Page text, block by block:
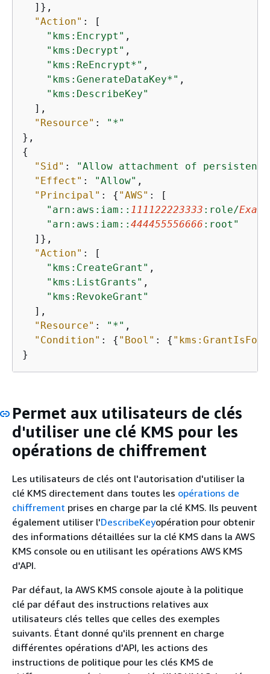
  ]},
"Action" : [
"kms:Encrypt" ,
"kms:Decrypt" ,
"kms:ReEncrypt*" ,
"kms:GenerateDataKey*" ,
"kms:DescribeKey"
  ],
"Resource" :
"*"
{
"Sid" :
"Allow attachment of persistent
"Effect" : "Allow" ,
"Principal" : { "AWS" : [
"arn:aws:iam:: 111122223333 :role/
"arn:aws:iam:: 444455556666 :root"
  ]},
"Action" : [
"kms:CreateGrant" ,
"kms:ListGrants" ,
"kms:RevokeGrant"
  ],
"Resource" : "*" ,
"Condition" : { "Bool" : {
}
Permet aux utilisateurs de clés
d'utiliser une clé KMS pour les
opérations de chiffrement
Les utilisateurs de clés ont l'autorisation d'utiliser la
clé KMS directement dans toutes les opérations de
chiffrement prises en charge par la clé KMS. Ils peuvent
également utiliser l'DescribeKeyopération pour obtenir
des informations détaillées sur la clé KMS dans la AWS
KMS console ou en utilisant les opérations AWS KMS
d'API.
Par défaut, la AWS KMS console ajoute à la politique
clé par défaut des instructions relatives aux
utilisateurs clés telles que celles des exemples
suivants. Étant donné qu'ils prennent en charge
différentes opérations d'API, les actions des
instructions de politique pour les clés KMS de